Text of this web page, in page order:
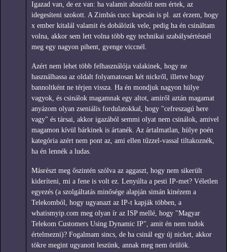
Igazad van, de ez van: ha valamit abszolút nem értek, az
idegesíteni szokott. A Zimbás cucc kapcsán is pl. azt érzem, hogy
x ember kitalál valamit és dobálózik vele, pedig ha én csináltam
volna, akkor sem lett volna több egy technikai szabálysértésnél
meg egy nagyon pihent, gyenge viccnél.
Azért nem lehet több felhasználója valakinek, hogy ne
használhassa az oldalt folyamatosan két nickről, illetve hogy
bannoltként ne térjen vissza. Ha én mondjuk nagyon hülye
vagyok, és csinálok magamnak egy altot, amiről aztán magamat
anyázom olyan zseniális fordulatokkal, hogy "cefreszagú here
vagy" és társai, akkor igazából semmi olyat nem csinálok, amivel
magamon kívül bárkinek is ártanék. Az ártalmatlan, hülye poén
kategória azért nem pont az, ami ellen tűzzel-vassal tiltakoznék,
ha én lennék a ludas.
Másrészt meg őszintén szólva az aggaszt, hogy nem sikerült
kideríteni, mi a fene is volt ez. Lenyúlta a pesti IP-met? Véletlen
egyezés (a szolgáltatás minősége alapján simán kinézem a
Telekomból, hogy ugyanazt az IP-t kapják többen, a
whatismyip.com meg olyan ír az ISP mellé, hogy "Magyar
Telekom Customers Using Dynamic IP", amit én nem tudok
értelmezni)? Fogalmam sincs, de ha csinál egy új nicket, akkor
tökre megint ugyanott leszünk, annak meg nem örülök.